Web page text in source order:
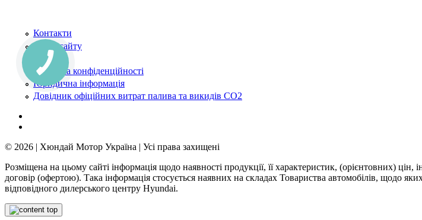
Контакти
Карта сайту
Новини
Політика конфіденційності
Юридична інформація
Довідник офіційних витрат палива та викидів СО2
© 2026 | Хюндай Мотор Україна | Усі права захищені
Розміщена на цьому сайті інформація щодо наявності продукції, її характеристик, (орієнтовних)
договір (офертою). Така інформація стосується наявних на складах Товариства автомобілів, щодо
відповідного дилерського центру Hyundai.